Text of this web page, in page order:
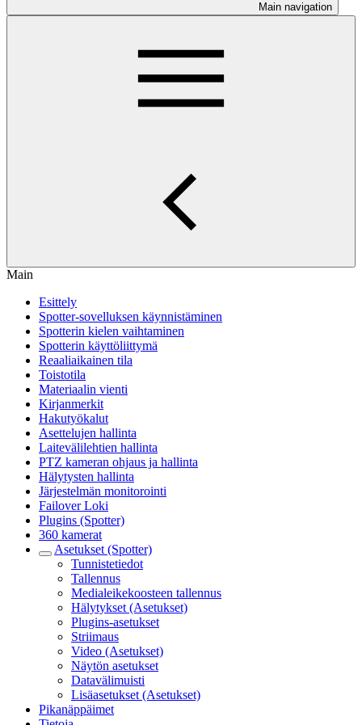
Main navigation
Main
Esittely
Spotter-sovelluksen käynnistäminen
Spotterin kielen vaihtaminen
Spotterin käyttöliittymä
Reaaliaikainen tila
Toistotila
Materiaalin vienti
Kirjanmerkit
Hakutyökalut
Asettelujen hallinta
Laitevälilehtien hallinta
PTZ kameran ohjaus ja hallinta
Hälytysten hallinta
Järjestelmän monitorointi
Failover Loki
Plugins (Spotter)
360 kamerat
Asetukset (Spotter)
Tunnistetiedot
Tallennus
Medialeikekoosteen tallennus
Hälytykset (Asetukset)
Plugins-asetukset
Striimaus
Video (Asetukset)
Näytön asetukset
Datavälimuisti
Lisäasetukset (Asetukset)
Pikanäppäimet